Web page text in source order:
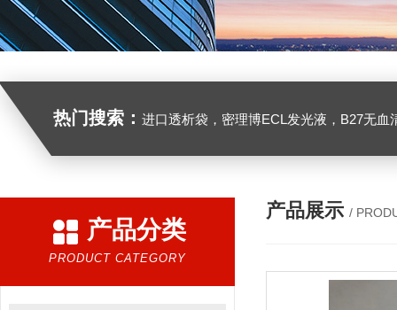
热门搜索： 进口透析袋，密理博ECL发光液，B27无血清培养基，N2培养基，紫外酶标板，Gibco胶原酶，
产品分类
PRODUCT CATEGORY
产品展示 /